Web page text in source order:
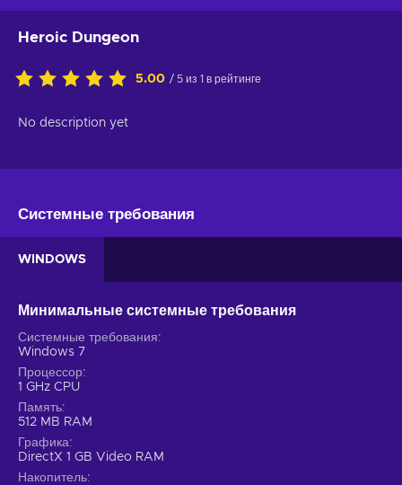
Heroic Dungeon
5.00 / 5 из 1 в рейтинге
No description yet
Системные требования
WINDOWS
Минимальные системные требования
Системные требования
Windows 7
Процессор
1 GHz CPU
Память
512 MB RAM
Графика
DirectX 1 GB Video RAM
Накопитель